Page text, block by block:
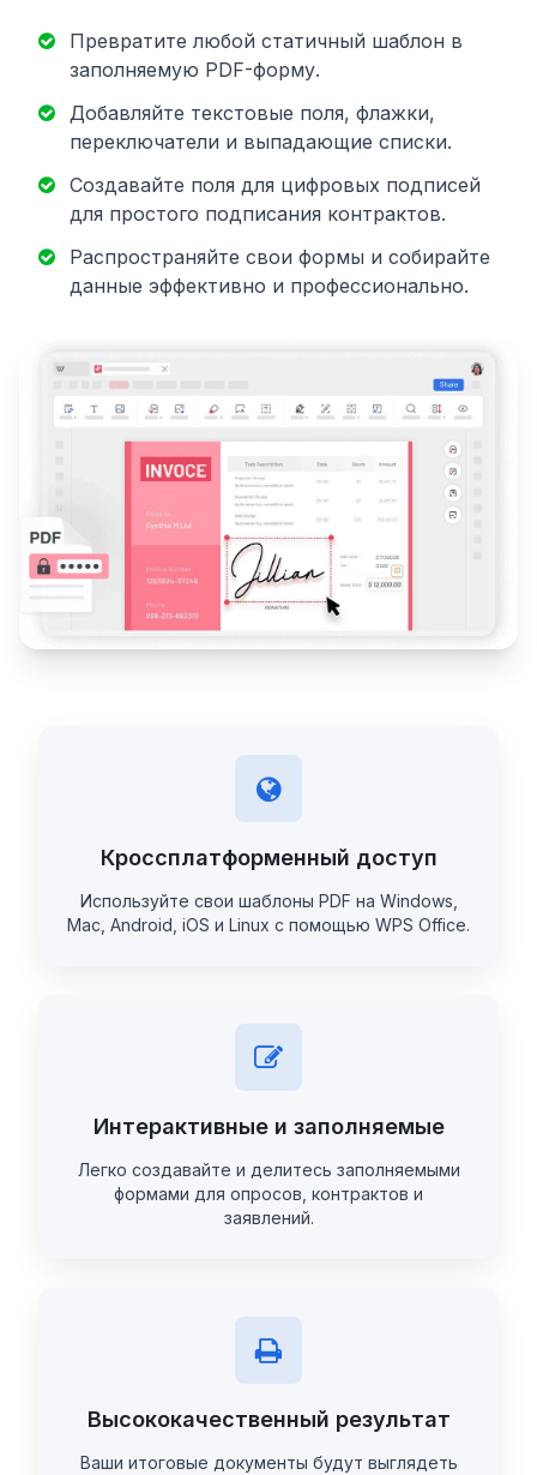
Превратите любой статичный шаблон в
заполняемую PDF-форму.
Добавляйте текстовые поля, флажки,
переключатели и выпадающие списки.
Создавайте поля для цифровых подписей
для простого подписания контрактов.
Распространяйте свои формы и собирайте
данные эффективно и профессионально.
Кроссплатформенный доступ
Используйте свои шаблоны PDF на Windows,
Mac, Android, iOS и Linux с помощью WPS Office.
Интерактивные и заполняемые
Легко создавайте и делитесь заполняемыми
формами для опросов, контрактов и
заявлений.
Высококачественный результат
Ваши итоговые документы будут выглядеть